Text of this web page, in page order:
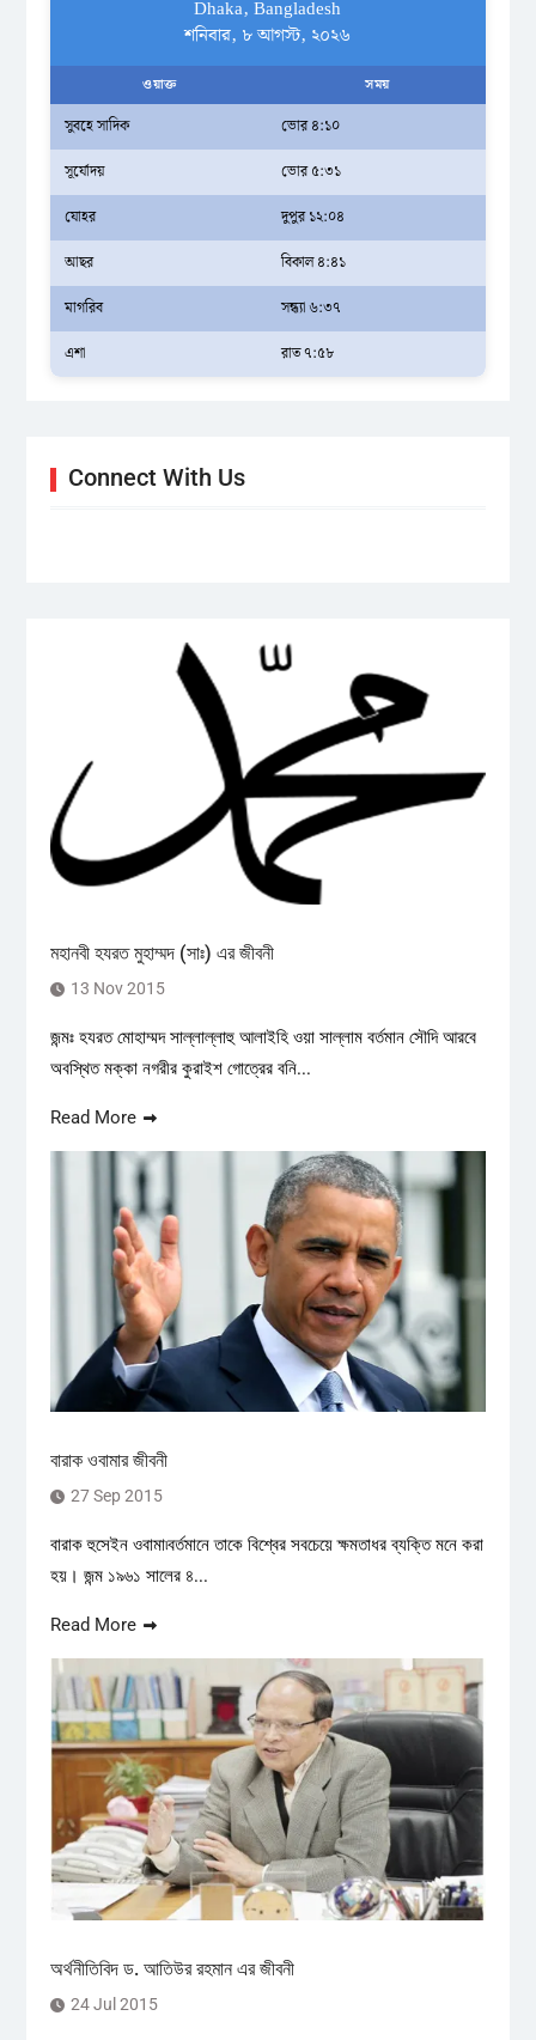
Dhaka, Bangladesh
শনিবার, ৮ আগস্ট, ২০২৬
ওয়াক্ত সময়
সুবহে সাদিক
ভোর ৪:১০
সূর্যোদয়
ভোর ৫:৩১
যোহর
দুপুর ১২:০৪
আছর
বিকাল ৪:৪১
মাগরিব
সন্ধ্যা ৬:৩৭
এশা
রাত ৭:৫৮
Connect With Us
মহানবী হযরত মুহাম্মদ (সাঃ) এর জীবনী
13 Nov 2015
জন্মঃ হযরত মোহাম্মদ সাল্লাল্লাহু আলাইহি ওয়া সাল্লাম বর্তমান সৌদি আরবে
অবস্থিত মক্কা নগরীর কুরাইশ গোত্রের বনি...
Read More
বারাক ওবামার জীবনী
27 Sep 2015
বারাক হুসেইন ওবামা৷বর্তমানে তাকে বিশ্বের সবচেয়ে ক্ষমতাধর ব্যক্তি মনে করা
হয়। জন্ম ১৯৬১ সালের ৪...
Read More
অর্থনীতিবিদ ড. আতিউর রহমান এর জীবনী
24 Jul 2015